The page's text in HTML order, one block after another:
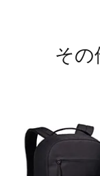
そ